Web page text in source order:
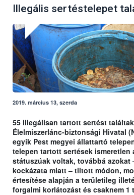
Illegális sertéstelepet
2019. március 13, szerda
55 illegálisan tartott sertést
Élelmiszerlánc-biztonsági Hivatal
egyik Pest megyei állattartó
telepen tartott sertések ismeretlen
státuszúak voltak, továbbá azokat
kockázata miatt – tiltott módon,
értesítése alapján a területileg
forgalmi korlátozást és csaknem 1